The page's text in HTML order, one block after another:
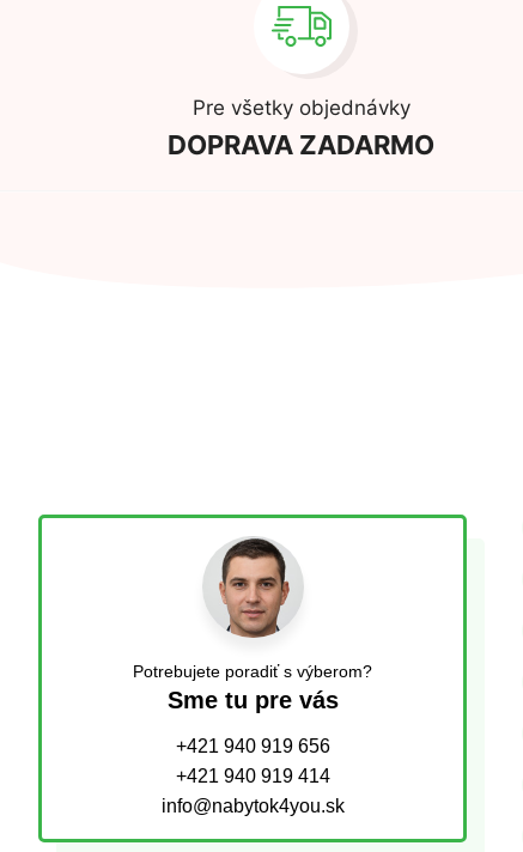
Pre všetky objednávky
DOPRAVA ZADARMO
Potrebujete poradiť s výberom?
Sme tu pre vás
+421 940 919 656
+421 940 919 414
info@nabytok4you.sk